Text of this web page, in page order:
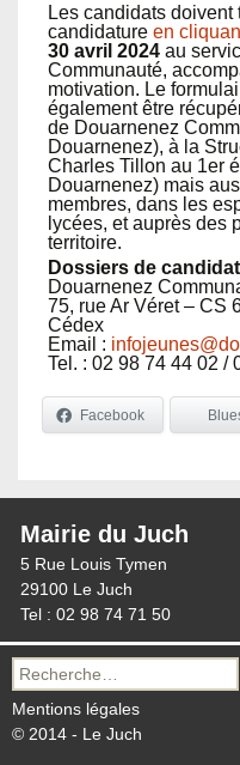
Les candidats
candidature en
30 avril 2024 au
Communauté,
motivation. Le
également être
de Douarnenez
Douarnenez), à la
Charles Tillon au 1er
Douarnenez) mais
membres, dans les
lycées, et auprès des
territoire.
Dossiers de
Douarnenez
75, rue Ar Véret – CS
Cédex
Email :
Tel. : 02 98 74 44 02 /
Facebook
Mairie du Juch
5 Rue Louis Tymen
29100 Le Juch
Tel : 02 98 74 71 50
Recherche
pour :
Mentions légales
© 2014 - Le Juch